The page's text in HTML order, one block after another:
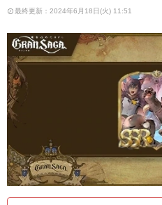
最終更新：2024年6月18日(火) 11:51